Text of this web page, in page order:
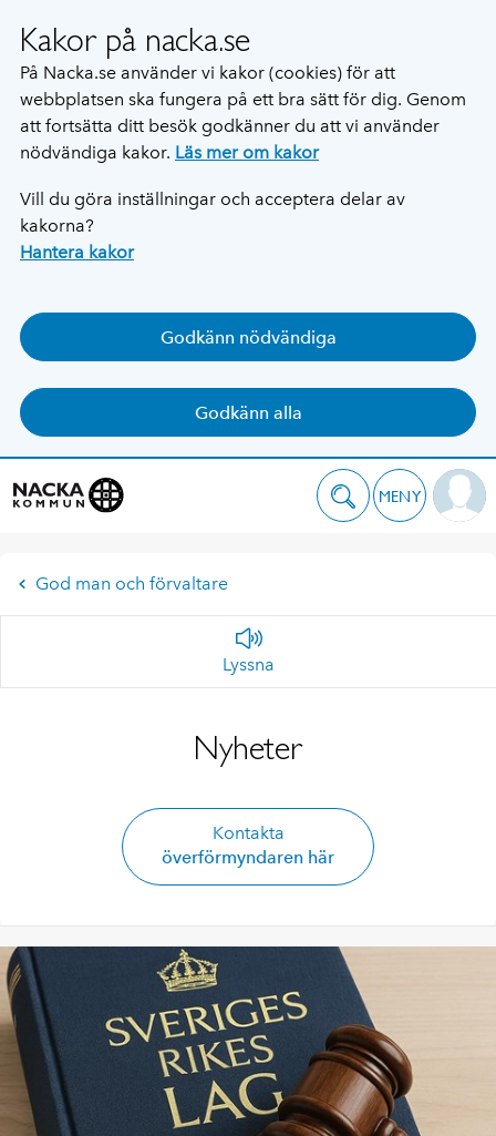
Kakor på nacka.se
På Nacka.se använder vi kakor (cookies) för att
webbplatsen ska fungera på ett bra sätt för dig. Genom
att fortsätta ditt besök godkänner du att vi använder
nödvändiga kakor. Läs mer om kakor
Vill du göra inställningar och acceptera delar av
kakorna?
Hantera kakor
Godkänn nödvändiga
Godkänn alla
MENY
God man och förvaltare
Lyssna
Nyheter
Kontakta
överförmyndaren här